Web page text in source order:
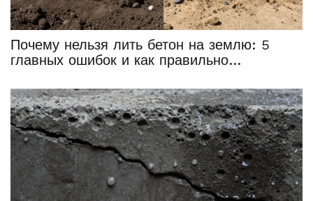
Почему нельзя лить бетон на землю: 5
главных ошибок и как правильно